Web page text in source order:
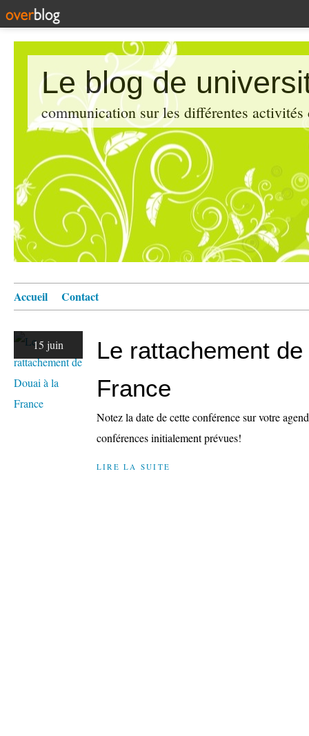
Le blog de
communication sur les différentes
Accueil Contact
15 juin
Le rattachement
France
Notez la date de cette conférence sur votre
conférences initialement prévues!
LIRE LA SUITE